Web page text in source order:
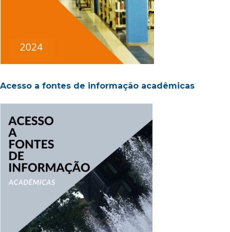
Acesso a fontes de informação acadêmicas